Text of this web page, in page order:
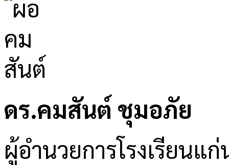
ดร.คมสันต์ ชุมอภัย
ผู้อำนวยการโรงเรียนแ